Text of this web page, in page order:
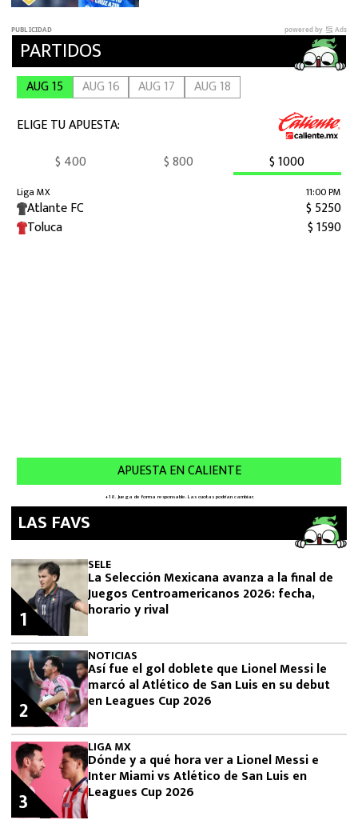
LAS FAVS
SELE
La Selección Mexicana avanza a la final de
Juegos Centroamericanos 2026: fecha,
horario y rival
1
NOTICIAS
Así fue el gol doblete que Lionel Messi le
marcó al Atlético de San Luis en su debut
en Leagues Cup 2026
2
LIGA MX
Dónde y a qué hora ver a Lionel Messi e
Inter Miami vs Atlético de San Luis en
Leagues Cup 2026
3